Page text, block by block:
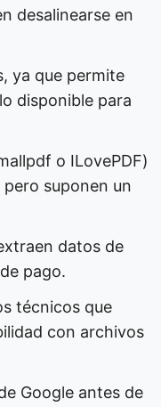
desalinearse en
ya que permite
disponible para
o ILovePDF)
suponen un
datos de
pago.
técnicos que
con archivos
Google antes de